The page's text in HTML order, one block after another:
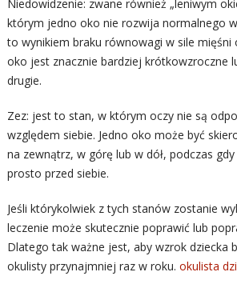
Niedowidzenie: zwane również „leniwym
którym jedno oko nie rozwija normalnego
to wynikiem braku równowagi w sile mięśni
oko jest znacznie bardziej krótkowzroczne
drugie.
Zez: jest to stan, w którym oczy nie są
względem siebie. Jedno oko może być
na zewnątrz, w górę lub w dół, podczas
prosto przed siebie.
Jeśli którykolwiek z tych stanów zostanie
leczenie może skutecznie poprawić lub
Dlatego tak ważne jest, aby wzrok dziecka
okulisty przynajmniej raz w roku. okulista